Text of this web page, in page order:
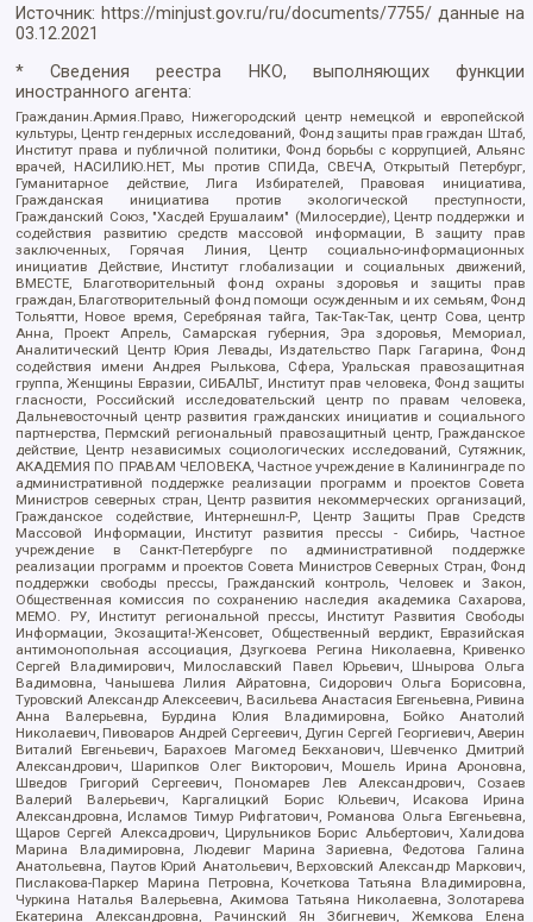
Источник: https://minjust.gov.ru/ru/documents/7755/ данные на
03.12.2021
* Сведения реестра НКО, выполняющих функции
иностранного агента:
Гражданин.Армия.Право, Нижегородский центр немецкой и европейской
культуры, Центр гендерных исследований, Фонд защиты прав граждан Штаб,
Институт права и публичной политики, Фонд борьбы с коррупцией, Альянс
врачей, НАСИЛИЮ.НЕТ, Мы против СПИДа, СВЕЧА, Открытый Петербург,
Гуманитарное действие, Лига Избирателей, Правовая инициатива,
Гражданская инициатива против экологической преступности,
Гражданский Союз, "Хасдей Ерушалаим" (Милосердие), Центр поддержки и
содействия развитию средств массовой информации, В защиту прав
заключенных, Горячая Линия, Центр социально-информационных
инициатив Действие, Институт глобализации и социальных движений,
ВМЕСТЕ, Благотворительный фонд охраны здоровья и защиты прав
граждан, Благотворительный фонд помощи осужденным и их семьям, Фонд
Тольятти, Новое время, Серебряная тайга, Так-Так-Так, центр Сова, центр
Анна, Проект Апрель, Самарская губерния, Эра здоровья, Мемориал,
Аналитический Центр Юрия Левады, Издательство Парк Гагарина, Фонд
содействия имени Андрея Рылькова, Сфера, Уральская правозащитная
группа, Женщины Евразии, СИБАЛЬТ, Институт прав человека, Фонд защиты
гласности, Российский исследовательский центр по правам человека,
Дальневосточный центр развития гражданских инициатив и социального
партнерства, Пермский региональный правозащитный центр, Гражданское
действие, Центр независимых социологических исследований, Сутяжник,
АКАДЕМИЯ ПО ПРАВАМ ЧЕЛОВЕКА, Частное учреждение в Калининграде по
административной поддержке реализации программ и проектов Совета
Министров северных стран, Центр развития некоммерческих организаций,
Гражданское содействие, Интернешнл-Р, Центр Защиты Прав Средств
Массовой Информации, Институт развития прессы - Сибирь, Частное
учреждение в Санкт-Петербурге по административной поддержке
реализации программ и проектов Совета Министров Северных Стран, Фонд
поддержки свободы прессы, Гражданский контроль, Человек и Закон,
Общественная комиссия по сохранению наследия академика Сахарова,
МЕМО. РУ, Институт региональной прессы, Институт Развития Свободы
Информации, Экозащита!-Женсовет, Общественный вердикт, Евразийская
антимонопольная ассоциация, Дзугкоева Регина Николаевна, Кривенко
Сергей Владимирович, Милославский Павел Юрьевич, Шнырова Ольга
Вадимовна, Чанышева Лилия Айратовна, Сидорович Ольга Борисовна,
Туровский Александр Алексеевич, Васильева Анастасия Евгеньевна, Ривина
Анна Валерьевна, Бурдина Юлия Владимировна, Бойко Анатолий
Николаевич, Пивоваров Андрей Сергеевич, Дугин Сергей Георгиевич, Аверин
Виталий Евгеньевич, Барахоев Магомед Бекханович, Шевченко Дмитрий
Александрович, Шарипков Олег Викторович, Мошель Ирина Ароновна,
Шведов Григорий Сергеевич, Пономарев Лев Александрович, Созаев
Валерий Валерьевич, Каргалицкий Борис Юльевич, Исакова Ирина
Александровна, Исламов Тимур Рифгатович, Романова Ольга Евгеньевна,
Щаров Сергей Алексадрович, Цирульников Борис Альбертович, Халидова
Марина Владимировна, Людевиг Марина Зариевна, Федотова Галина
Анатольевна, Паутов Юрий Анатольевич, Верховский Александр Маркович,
Пислакова-Паркер Марина Петровна, Кочеткова Татьяна Владимировна,
Чуркина Наталья Валерьевна, Акимова Татьяна Николаевна, Золотарева
Екатерина Александровна, Рачинский Ян Збигневич, Жемкова Елена